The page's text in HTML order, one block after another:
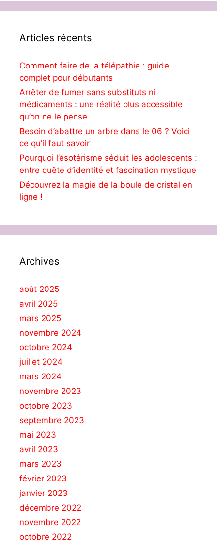
Articles récents
Comment faire de la télépathie : guide
complet pour débutants
Arrêter de fumer sans substituts ni
médicaments : une réalité plus accessible
qu’on ne le pense
Besoin d’abattre un arbre dans le 06 ? Voici
ce qu’il faut savoir
Pourquoi l’ésotérisme séduit les adolescents :
entre quête d’identité et fascination mystique
Découvrez la magie de la boule de cristal en
ligne !
Archives
août 2025
avril 2025
mars 2025
novembre 2024
octobre 2024
juillet 2024
mars 2024
novembre 2023
octobre 2023
septembre 2023
mai 2023
avril 2023
mars 2023
février 2023
janvier 2023
décembre 2022
novembre 2022
octobre 2022